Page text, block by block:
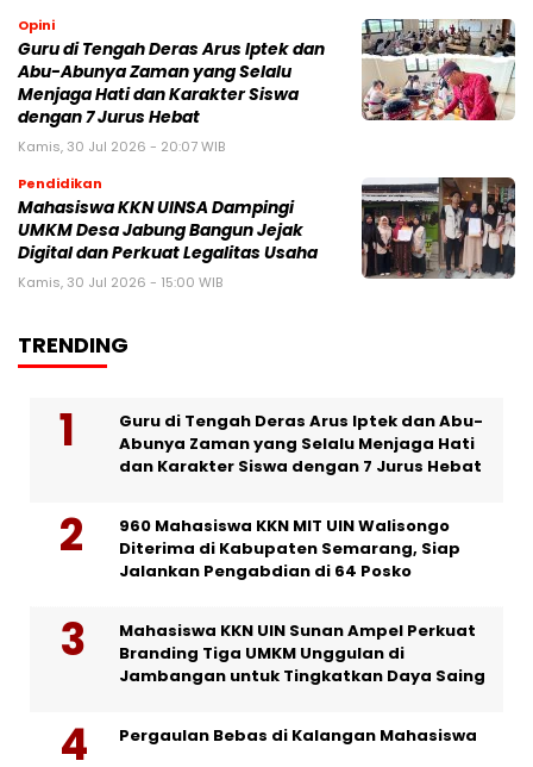
Opini
Guru di Tengah Deras Arus Iptek dan
Abu-Abunya Zaman yang Selalu
Menjaga Hati dan Karakter Siswa
dengan 7 Jurus Hebat
Kamis, 30 Jul 2026 - 20:07 WIB
Pendidikan
Mahasiswa KKN UINSA Dampingi
UMKM Desa Jabung Bangun Jejak
Digital dan Perkuat Legalitas Usaha
Kamis, 30 Jul 2026 - 15:00 WIB
TRENDING
Guru di Tengah Deras Arus Iptek dan Abu-
Abunya Zaman yang Selalu Menjaga Hati
dan Karakter Siswa dengan 7 Jurus Hebat
960 Mahasiswa KKN MIT UIN Walisongo
Diterima di Kabupaten Semarang, Siap
Jalankan Pengabdian di 64 Posko
Mahasiswa KKN UIN Sunan Ampel Perkuat
Branding Tiga UMKM Unggulan di
Jambangan untuk Tingkatkan Daya Saing
Pergaulan Bebas di Kalangan Mahasiswa